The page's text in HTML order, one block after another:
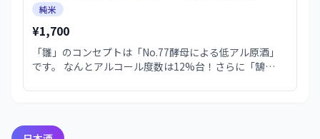
純米
¥1,700
「雛」のコンセプトは「No.77酵母による低アル原酒」
です。 なんとアルコール度数は12%台！さらに「鵠